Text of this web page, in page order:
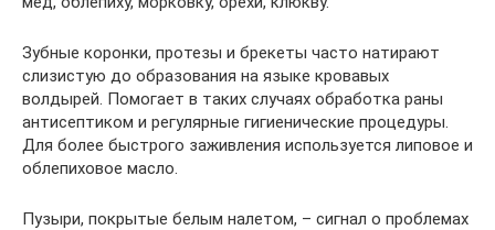
Зубные коронки, протезы и брекеты часто натирают
слизистую до образования на языке кровавых
волдырей. Помогает в таких случаях обработка раны
антисептиком и регулярные гигиенические процедуры.
Для более быстрого заживления используется липовое и
облепиховое масло.
Пузыри, покрытые белым налетом, – сигнал о проблемах